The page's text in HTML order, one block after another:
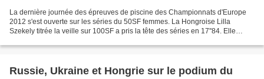
La dernière journée des épreuves de piscine des Championnats d'Europe
2012 s'est ouverte sur les séries du 50SF femmes. La Hongroise Lilla
Szekely titrée la veille sur 100SF a pris la tête des séries en 17''84. Elle
Russie, Ukraine et Hongrie sur le podium du